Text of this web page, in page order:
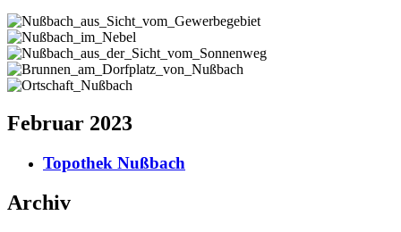
Februar 2023
Topothek Nußbach
Archiv